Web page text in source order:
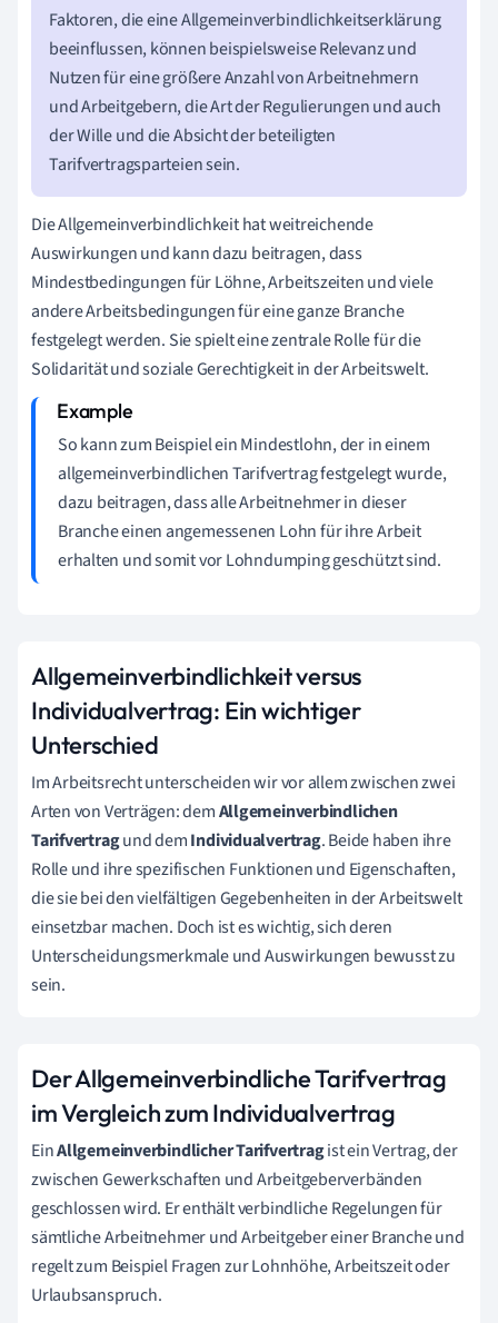
Faktoren, die eine Allgemeinverbindlichkeitserklärung
beeinflussen, können beispielsweise Relevanz und
Nutzen für eine größere Anzahl von Arbeitnehmern
und Arbeitgebern, die Art der Regulierungen und auch
der Wille und die Absicht der beteiligten
Tarifvertragsparteien sein.
Die Allgemeinverbindlichkeit hat weitreichende
Auswirkungen und kann dazu beitragen, dass
Mindestbedingungen für Löhne, Arbeitszeiten und viele
andere Arbeitsbedingungen für eine ganze Branche
festgelegt werden. Sie spielt eine zentrale Rolle für die
Solidarität und soziale Gerechtigkeit in der Arbeitswelt.
So kann zum Beispiel ein Mindestlohn, der in einem
allgemeinverbindlichen Tarifvertrag festgelegt wurde,
dazu beitragen, dass alle Arbeitnehmer in dieser
Branche einen angemessenen Lohn für ihre Arbeit
erhalten und somit vor Lohndumping geschützt sind.
Allgemeinverbindlichkeit versus
Individualvertrag: Ein wichtiger
Unterschied
Im Arbeitsrecht unterscheiden wir vor allem zwischen zwei
Arten von Verträgen: demAllgemeinverbindlichen
Tarifvertragund demIndividualvertrag. Beide haben ihre
Rolle und ihre spezifischen Funktionen und Eigenschaften,
die sie bei den vielfältigen Gegebenheiten in der Arbeitswelt
einsetzbar machen. Doch ist es wichtig, sich deren
Unterscheidungsmerkmale und Auswirkungen bewusst zu
sein.
Der Allgemeinverbindliche Tarifvertrag
im Vergleich zum Individualvertrag
EinAllgemeinverbindlicher Tarifvertragist ein Vertrag, der
zwischen Gewerkschaften und Arbeitgeberverbänden
geschlossen wird. Er enthält verbindliche Regelungen für
sämtliche Arbeitnehmer und Arbeitgeber einer Branche und
regelt zum Beispiel Fragen zur Lohnhöhe, Arbeitszeit oder
Urlaubsanspruch.